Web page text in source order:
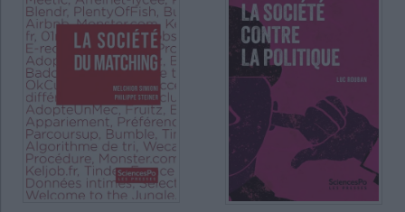
CHARGEMENT...
a-paraitre (29)
manquant (16)